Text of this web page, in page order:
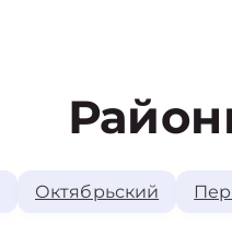
Октябрьский